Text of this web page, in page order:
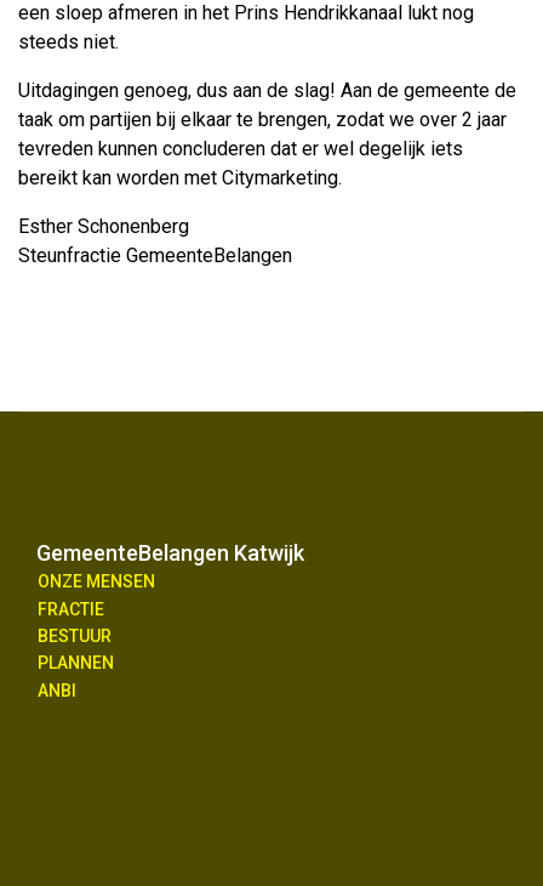
een sloep afmeren in het Prins Hendrikkanaal lukt nog
steeds niet.
Uitdagingen genoeg, dus aan de slag! Aan de gemeente de
taak om partijen bij elkaar te brengen, zodat we over 2 jaar
tevreden kunnen concluderen dat er wel degelijk iets
bereikt kan worden met Citymarketing.
Esther Schonenberg
Steunfractie GemeenteBelangen
GemeenteBelangen Katwijk
ONZE MENSEN
FRACTIE
BESTUUR
PLANNEN
ANBI